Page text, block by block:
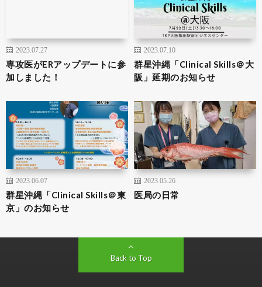
2023.07.27
専攻医がERアップデートに参
加しました！
2023.07.10
群星沖縄「Clinical Skills＠大
阪」延期のお知らせ
2023.06.07
群星沖縄「Clinical Skills＠東
京」のお知らせ
2023.05.26
医局の日常
Back to Top